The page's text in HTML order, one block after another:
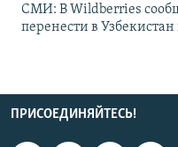
СМИ: В Wildberries
перенести в Узбекистан
ПРИСОЕДИНЯЙТЕСЬ!